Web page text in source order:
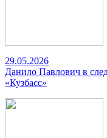
29.05.2026
Данило Павлович в
«Кузбасс»